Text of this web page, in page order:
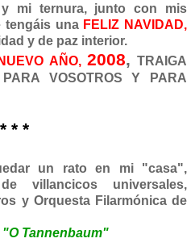
mi ternura, junto con mis
tengáis una FELIZ NAVIDAD,
y de paz interior.
NUEVO AÑO,2008, TRAIGA
VOSOTROS Y PARA
* * *
un rato en mi "casa",
villancicos universales,
y Orquesta Filarmónica de
"O Tannenbaum"